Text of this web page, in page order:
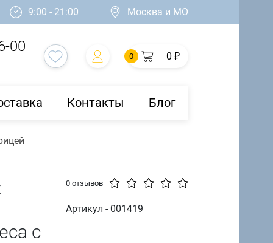
9:00 - 21:00 Москва и МО
00
0 0 ₽
Контакты Блог
с
0 отзывов
Артикул - 001419